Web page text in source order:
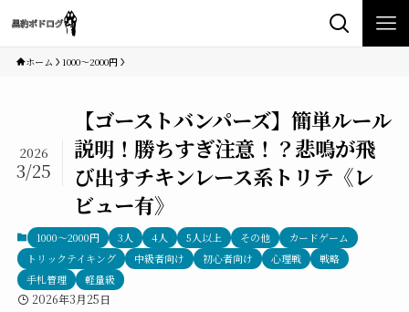
ホーム 1000〜2000円
【ゴーストバンパーズ】簡単ルール
説明！勝ちすぎ注意！？悲鳴が飛
び出すチキンレース系トリテ《レ
ビュー有》
2026
3/25
1000〜2000円 3人 4人 5人以上 その他
カードゲーム
トリックテイキング
中級者向け 初心者向け 心理戦
戦略
手札管理
軽量級
2026年3月25日